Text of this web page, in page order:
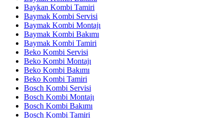
Baykan Kombi Tamiri
Baymak Kombi Servisi
Baymak Kombi Montajı
Baymak Kombi Bakımı
Baymak Kombi Tamiri
Beko Kombi Servisi
Beko Kombi Montajı
Beko Kombi Bakımı
Beko Kombi Tamiri
Bosch Kombi Servisi
Bosch Kombi Montajı
Bosch Kombi Bakımı
Bosch Kombi Tamiri